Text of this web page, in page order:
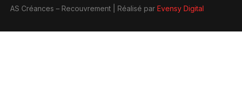
AS Créances – Recouvrement | Réalisé par Evensy Digital